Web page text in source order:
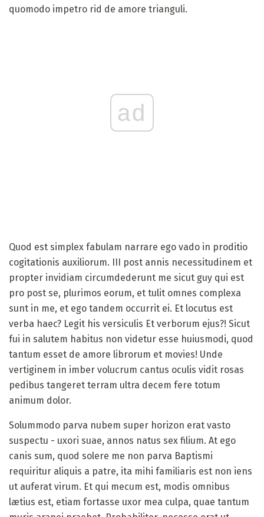
quomodo impetro rid de amore trianguli.
ad
Quod est simplex fabulam narrare ego vado in proditio
cogitationis auxiliorum. III post annis necessitudinem et
propter invidiam circumdederunt me sicut guy qui est
pro post se, plurimos eorum, et tulit omnes complexa
sunt in me, et ego tandem occurrit ei. Et locutus est
verba haec? Legit his versiculis Et verborum ejus?! Sicut
fui in salutem habitus non videtur esse huiusmodi, quod
tantum esset de amore librorum et movies! Unde
vertiginem in imber volucrum cantus oculis vidit rosas
pedibus tangeret terram ultra decem fere totum
animum dolor.
Solummodo parva nubem super horizon erat vasto
suspectu - uxori suae, annos natus sex filium. At ego
canis sum, quod solere me non parva Baptismi
requiritur aliquis a patre, ita mihi familiaris est non iens
ut auferat virum. Et qui mecum est, modis omnibus
lætius est, etiam fortasse uxor mea culpa, quae tantum